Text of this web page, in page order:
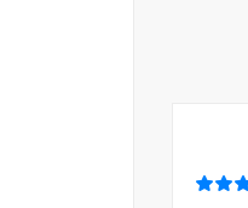
‘어떻게 후
시각으로 오